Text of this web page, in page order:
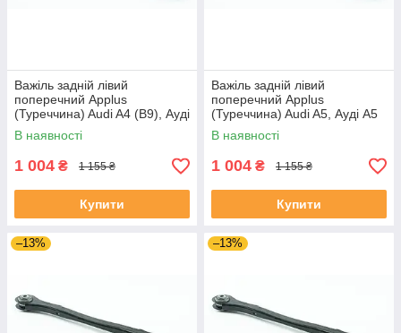
Важіль задній лівий
поперечний Applus
(Туреччина) Audi A4 (B9), Ауді
А4 (Б9) 15- #28179AP
UAWXKFP4
В наявності
1 004 ₴ 1 155 ₴
Купити
Важіль задній лівий
поперечний Applus
(Туреччина) Audi A5, Ауді А5
16- #28179AP UAAANUR4
В наявності
1 004 ₴ 1 155 ₴
Купити
–13% –13%